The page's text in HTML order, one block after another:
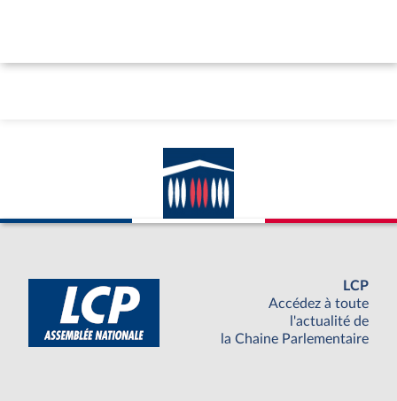
LCP
Accédez à toute
l'actualité de
la Chaine Parlementaire